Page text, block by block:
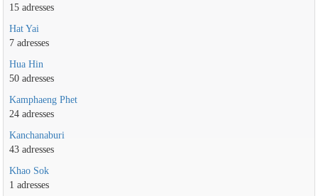
15 adresses
Hat Yai
7 adresses
Hua Hin
50 adresses
Kamphaeng Phet
24 adresses
Kanchanaburi
43 adresses
Khao Sok
1 adresses